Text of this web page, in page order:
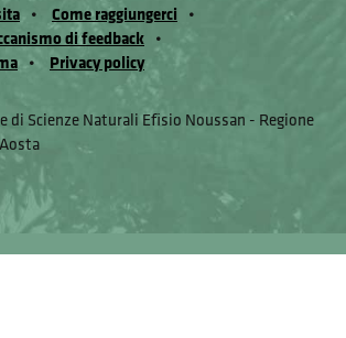
Come raggiungerci
di feedback
Privacy policy
di Scienze Naturali Eﬁsio Noussan - Regione